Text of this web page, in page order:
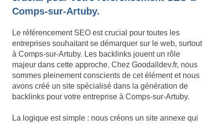
Comps-sur-Artuby.
Le référencement SEO est crucial pour toutes les
entreprises souhaitant se démarquer sur le web, surtout
à Comps-sur-Artuby. Les backlinks jouent un rôle
majeur dans cette approche. Chez Goodalldev.fr, nous
sommes pleinement conscients de cet élément et nous
avons créé un site spécialisé dans la génération de
backlinks pour votre entreprise à Comps-sur-Artuby.
La logique est simple : nous créons un site annexe qui